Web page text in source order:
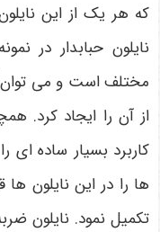
که هر یک از این
نایلون حبابدار در
مختلف است و می‌ توان
از آن را ایجاد کرد.
کاربرد بسیار ساده‌ ای
ها را در این نایلون‌
تکمیل نمود. نایلون